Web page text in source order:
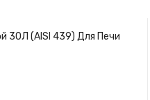
30Л (AISI 439) Для Печи